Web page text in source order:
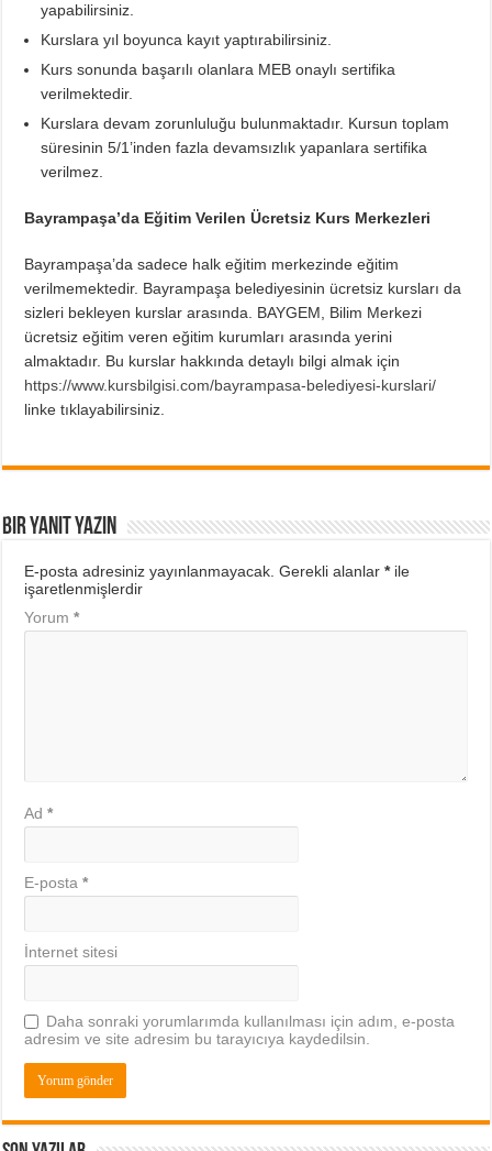
yapabilirsiniz.
Kurslara yıl boyunca kayıt yaptırabilirsiniz.
Kurs sonunda başarılı olanlara MEB onaylı sertifika
verilmektedir.
Kurslara devam zorunluluğu bulunmaktadır. Kursun toplam
süresinin 5/1’inden fazla devamsızlık yapanlara sertifika
verilmez.
Bayrampaşa’da Eğitim Verilen Ücretsiz Kurs Merkezleri
Bayrampaşa’da sadece halk eğitim merkezinde eğitim
verilmemektedir. Bayrampaşa belediyesinin ücretsiz kursları da
sizleri bekleyen kurslar arasında. BAYGEM, Bilim Merkezi
ücretsiz eğitim veren eğitim kurumları arasında yerini
almaktadır. Bu kurslar hakkında detaylı bilgi almak için
https://www.kursbilgisi.com/bayrampasa-belediyesi-kurslari/
linke tıklayabilirsiniz.
Bir yanıt yazın
E-posta adresiniz yayınlanmayacak. Gerekli alanlar*ile
işaretlenmişlerdir
Yorum*
Ad*
E-posta*
İnternet sitesi
Daha sonraki yorumlarımda kullanılması için adım, e-posta
adresim ve site adresim bu tarayıcıya kaydedilsin.